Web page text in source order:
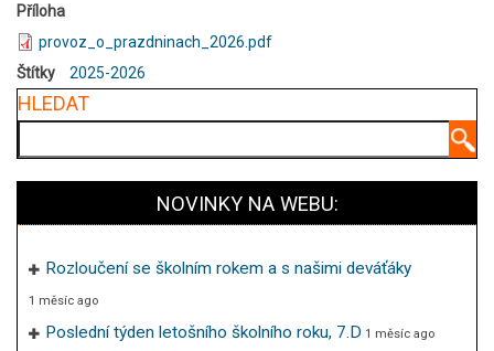
Příloha
provoz_o_prazdninach_2026.pdf
Štítky
2025-2026
HLEDAT
NOVINKY NA WEBU:
Rozloučení se školním rokem a s našimi deváťáky
1 měsíc ago
Poslední týden letošního školního roku, 7.D 1 měsíc ago